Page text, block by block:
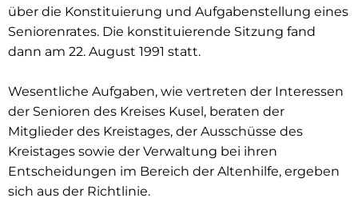
über die Konstituierung und Aufgabenstellung eines
Seniorenrates. Die konstituierende Sitzung fand
dann am 22. August 1991 statt.
Wesentliche Aufgaben, wie vertreten der Interessen
der Senioren des Kreises Kusel, beraten der
Mitglieder des Kreistages, der Ausschüsse des
Kreistages sowie der Verwaltung bei ihren
Entscheidungen im Bereich der Altenhilfe, ergeben
sich aus der Richtlinie.